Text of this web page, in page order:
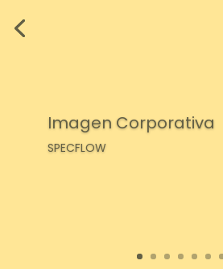
Imagen Corporativa
SPECFLOW